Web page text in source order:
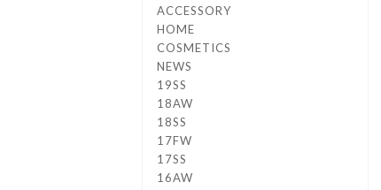
ACCESSORY
HOME
COSMETICS
NEWS
19SS
18AW
18SS
17FW
17SS
16AW